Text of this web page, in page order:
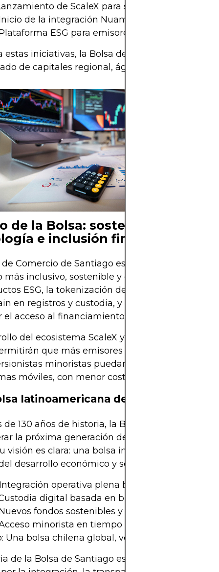
de ScaleX para startups
de la integración Nuam Exchange
ESG para emisores
estas iniciativas, la Bolsa de Santiago se
de capitales regional, ágil y competitivo.
de la Bolsa: sostenibilidad,
e inclusión financiera
de Comercio de Santiago está enfocada en
más inclusivo, sostenible y digital. Impulsa el
ESG, la tokenización de activos, la adopción
en registros y custodia, y alianzas con fintechs
el acceso al financiamiento.
del ecosistema ScaleX y la expansión del
que más emisores accedan a capital
minoristas puedan operar en tiempo
móviles, con menor costo y mayor
latinoamericana de clase mundial
de 130 años de historia, la Bolsa de Santiago se
la próxima generación de mercados en
visión es clara: una bolsa integrada, sostenible
desarrollo económico y social de la región.
operativa plena bajo Nuam
digital basada en blockchain
fondos sostenibles y temáticos
minorista en tiempo real desde apps
Una bolsa chilena global, verde e inclusiva
de la Bolsa de Santiago es la historia de un